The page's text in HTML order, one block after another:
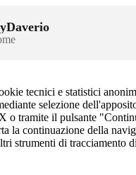
tecnici e statistici
selezione
o tramite il pulsante
la continuazione della
strumenti di tracciamento